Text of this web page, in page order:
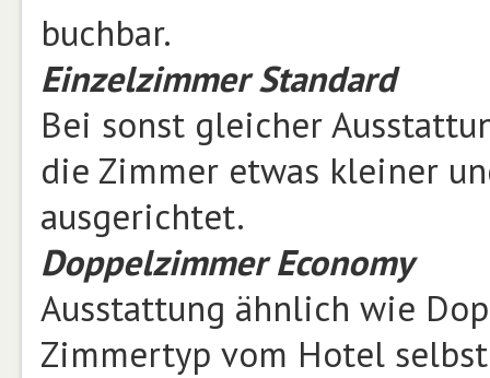
buchbar.
Einzelzimmer Standard
Bei sonst gleicher
die Zimmer etwas kleiner
ausgerichtet.
Doppelzimmer Economy
Ausstattung ähnlich wie
Zimmertyp vom Hotel